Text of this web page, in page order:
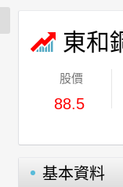
東和
股價
88.5
基本資料